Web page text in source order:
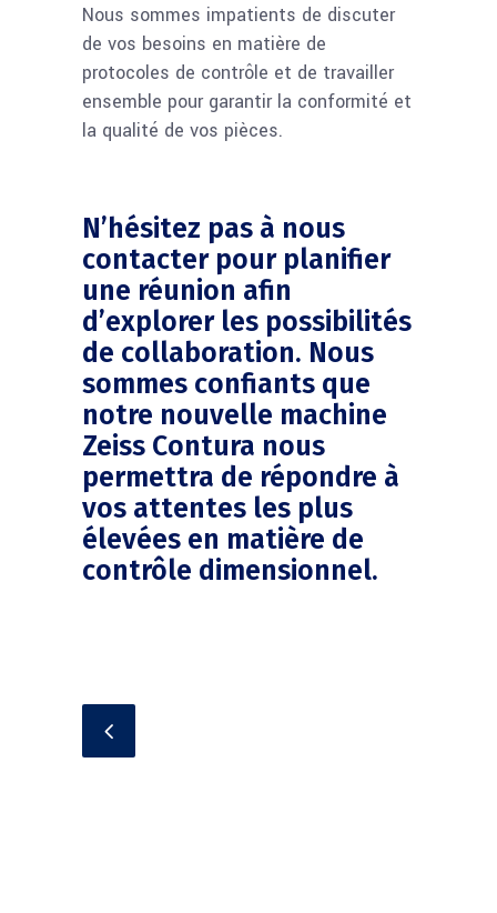
Nous sommes impatients de discuter
de vos besoins en matière de
protocoles de contrôle et de travailler
ensemble pour garantir la conformité et
la qualité de vos pièces.
N’hésitez pas à nous
contacter pour planifier
une réunion afin
d’explorer les possibilités
de collaboration. Nous
sommes confiants que
notre nouvelle machine
Zeiss Contura nous
permettra de répondre à
vos attentes les plus
élevées en matière de
contrôle dimensionnel.